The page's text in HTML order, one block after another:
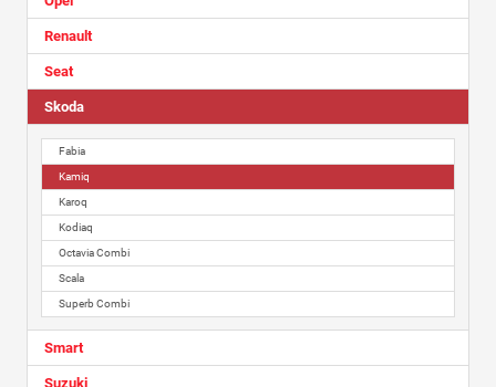
Renault
Seat
Skoda
Fabia
Kamiq
Karoq
Kodiaq
Octavia Combi
Scala
Superb Combi
Smart
Suzuki